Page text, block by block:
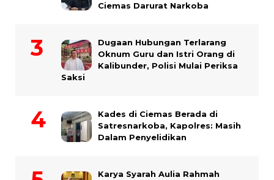
Ciemas Darurat Narkoba
Dugaan Hubungan Terlarang
Oknum Guru dan Istri Orang di
Kalibunder, Polisi Mulai Periksa
Saksi
Kades di Ciemas Berada di
Satresnarkoba, Kapolres: Masih
Dalam Penyelidikan
Karya Syarah Aulia Rahmah